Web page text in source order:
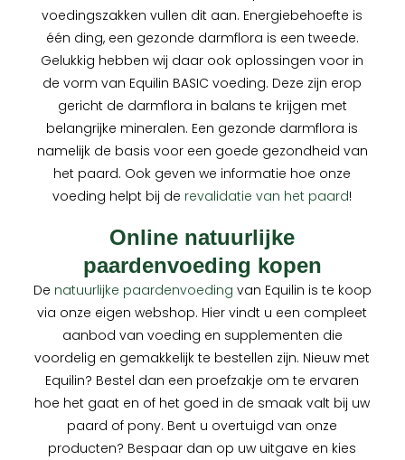
voedingszakken vullen dit aan. Energiebehoefte is
één ding, een gezonde darmflora is een tweede.
Gelukkig hebben wij daar ook oplossingen voor in
de vorm van Equilin BASIC voeding. Deze zijn erop
gericht de darmflora in balans te krijgen met
belangrijke mineralen. Een gezonde darmflora is
namelijk de basis voor een goede gezondheid van
het paard. Ook geven we informatie hoe onze
voeding helpt bij de revalidatie van het paard!
Online natuurlijke
paardenvoeding kopen
De natuurlijke paardenvoeding van Equilin is te koop
via onze eigen webshop. Hier vindt u een compleet
aanbod van voeding en supplementen die
voordelig en gemakkelijk te bestellen zijn. Nieuw met
Equilin? Bestel dan een proefzakje om te ervaren
hoe het gaat en of het goed in de smaak valt bij uw
paard of pony. Bent u overtuigd van onze
producten? Bespaar dan op uw uitgave en kies